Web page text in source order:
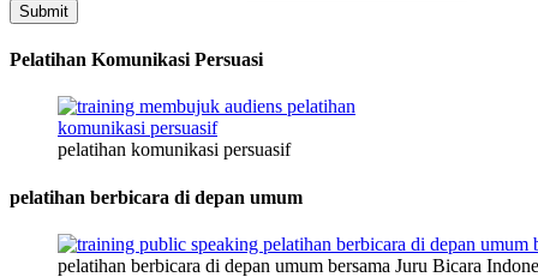
Submit
Pelatihan Komunikasi Persuasi
pelatihan komunikasi persuasif
pelatihan berbicara di depan umum
pelatihan berbicara di depan umum bersama Juru Bicara